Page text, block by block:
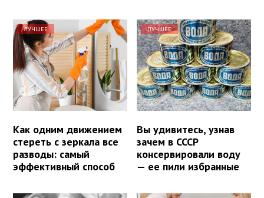
ЛУЧШЕЕ
Как одним движением
стереть с зеркала все
разводы: самый
эффективный способ
ЛУЧШЕЕ
Вы удивитесь, узнав
зачем в СССР
консервировали воду
— ее пили избранные